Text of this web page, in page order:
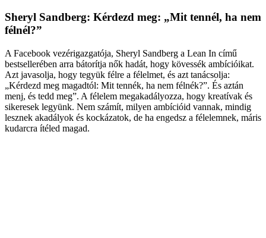
Sheryl Sandberg: Kérdezd meg: „Mit tennél, ha nem
félnél?”
A Facebook vezérigazgatója, Sheryl Sandberg a Lean In című
bestsellerében arra bátorítja nők hadát, hogy kövessék ambícióikat.
Azt javasolja, hogy tegyük félre a félelmet, és azt tanácsolja:
„Kérdezd meg magadtól: Mit tennék, ha nem félnék?”. És aztán
menj, és tedd meg”. A félelem megakadályozza, hogy kreatívak és
sikeresek legyünk. Nem számít, milyen ambícióid vannak, mindig
lesznek akadályok és kockázatok, de ha engedsz a félelemnek, máris
kudarcra ítéled magad.